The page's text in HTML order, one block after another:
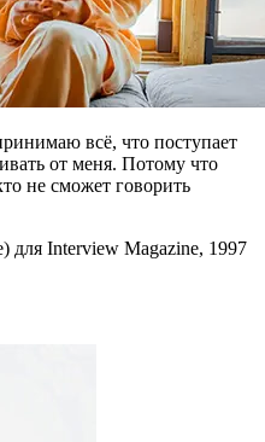
всё, что поступает
от меня. Потому что
не сможет говорить
Interview Magazine, 1997